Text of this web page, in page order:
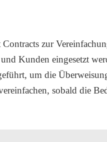
zur
Kunden eingesetzt
um die
sobald die